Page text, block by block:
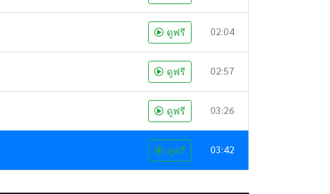
ดูฟรี 02:04
ดูฟรี 02:57
ดูฟรี 03:26
ดูฟรี 03:42